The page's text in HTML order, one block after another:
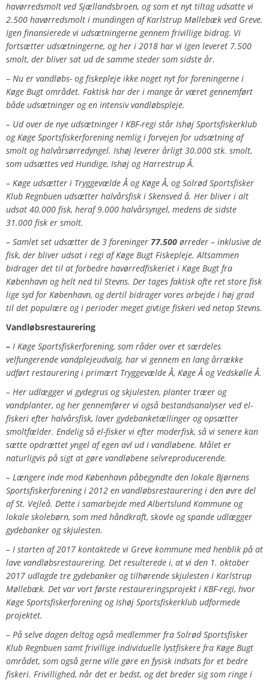
havørredsmolt ved Sjællandsbroen, og som et nyt tiltag udsatte vi
2.500 havørredsmolt i mundingen af Karlstrup Møllebæk ved Greve.
Igen finansierede vi udsætningerne gennem frivillige bidrag. Vi
fortsætter udsætningerne, og her i 2018 har vi igen leveret 7.500
smolt, der bliver sat ud de samme steder som sidste år.
– Nu er vandløbs- og fiskepleje ikke noget nyt for foreningerne i
Køge Bugt området. Faktisk har der i mange år været gennemført
både udsætninger og en intensiv vandløbspleje.
– Ud over de nye udsætninger I KBF-regi står Ishøj Sportsfiskerklub
og Køge Sportsfiskerforening nemlig i forvejen for udsætning af
smolt og halvårsørredyngel. Ishøj leverer årligt 30.000 stk. smolt,
som udsættes ved Hundige, Ishøj og Harrestrup Å.
– Køge udsætter i Tryggevælde Å og Køge Å, og Solrød Sportsfisker
Klub Regnbuen udsætter halvårsfisk i Skensved å. Her bliver i alt
udsat 40.000 fisk, heraf 9.000 halvårsyngel, medens de sidste
31.000 fisk er smolt.
– Samlet set udsætter de 3 foreninger 77.500 ørreder – inklusive de
fisk, der bliver udsat i regi af Køge Bugt Fiskepleje. Altsammen
bidrager det til at forbedre havørredfiskeriet i Køge Bugt fra
København og helt ned til Stevns. Der tages faktisk ofte ret store fisk
lige syd for København, og dertil bidrager vores arbejde i høj grad
til det populære og i perioder meget givtige fiskeri ved netop Stevns.
Vandløbsrestaurering
– I Køge Sportsfiskerforening, som råder over et særdeles
velfungerende vandplejeudvalg, har vi gennem en lang årrække
udført restaurering i primært Tryggevælde Å, Køge Å og Vedskølle Å.
– Her udlægger vi gydegrus og skjulesten, planter træer og
vandplanter, og her gennemfører vi også bestandsanalyser ved el-
fiskeri efter halvårsfisk, laver gydebanketællinger og opsætter
smoltfælder. Endelig så el-fisker vi efter moderfisk, så vi senere kan
sætte opdrættet yngel af egen avl ud i vandløbene. Målet er
naturligvis på sigt at gøre vandløbene selvreproducerende.
– Længere inde mod København påbegyndte den lokale Bjørnens
Sportsfiskerforening i 2012 en vandløbsrestaurering i den øvre del
af St. Vejleå. Dette i samarbejde med Albertslund Kommune og
lokale skolebørn, som med håndkraft, skovle og spande udlægger
gydebanker og skjulesten.
– I starten af 2017 kontaktede vi Greve kommune med henblik på at
lave vandløbsrestaurering. Det resulterede i, at vi den 1. oktober
2017 udlagde tre gydebanker og tilhørende skjulesten i Karlstrup
Møllebæk. Det var vort første restaureringsprojekt i KBF-regi, hvor
Køge Sportsfiskerforening og Ishøj Sportsfiskerklub udformede
projektet.
– På selve dagen deltog også medlemmer fra Solrød Sportsfisker
Klub Regnbuen samt frivillige individuelle lystfiskere fra Køge Bugt
området, som også gerne ville gøre en fysisk indsats for et bedre
fiskeri. Frivillighed, når det er bedst, og det breder sig som ringe i